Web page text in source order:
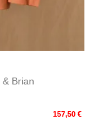
Brian
157,50 €